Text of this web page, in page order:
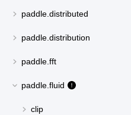
paddle.distributed
paddle.distribution
paddle.fft
paddle.fluid
clip